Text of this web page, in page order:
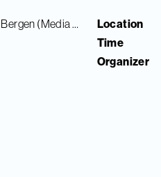
Lars Hilles gate 30, Bergen (Media City Bergen)
Location
Time
Organizer